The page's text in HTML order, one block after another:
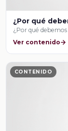
¿Por qué
¿Por qué
Ver contenido
CONTENIDO